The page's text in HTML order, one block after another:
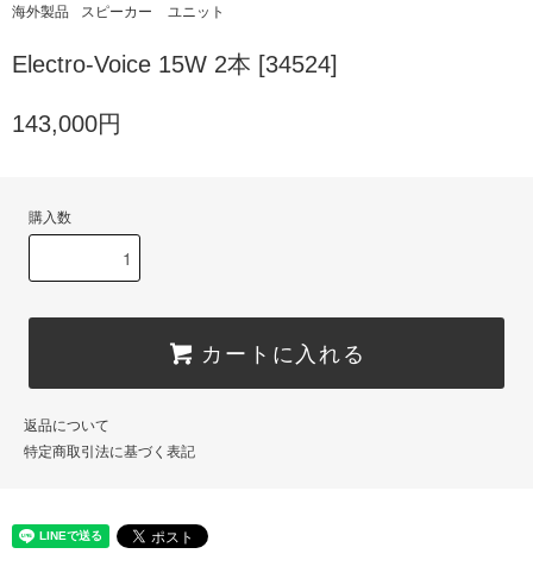
海外製品 スピーカー ユニット
Electro-Voice 15W 2本 [34524]
143,000円
購入数
カートに入れる
返品について
特定商取引法に基づく表記